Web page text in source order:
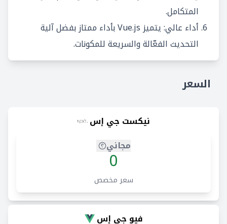
المتكامل.
أداء عالي: يتميز Vue.js بأداء ممتاز بفضل آلية
التحديث الفعّالة والسريعة للمكونات.
السعر
نيكست جي إس
مجاني
0
سعر مخصص
فيو جي إس